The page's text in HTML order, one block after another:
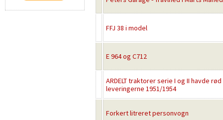
FFJ 38 i model
E 964 og C712
ARDELT traktorer serie I og II havde
leveringerne 1951/1954
Forkert litreret personvogn